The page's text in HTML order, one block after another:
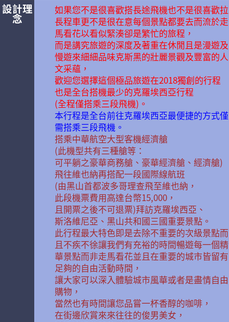
設計理
念
如果您不是很喜歡搭長途飛機也不是很喜歡拉
長程車更不是很在意每個景點都要去而流於走
馬看花以看似緊湊卻是繁忙的旅程，
而是講究旅遊的深度及著重在休閒且是漫遊及
慢遊來細細品味克斯黑的壯麗景觀及豐富的人
文采蘊，
歡迎您選擇這個極品旅遊在2018獨創的行程
也是全台搭機最少的克羅埃西亞行程
(全程僅搭乘三段飛機)。
本行程是全台前往克羅埃西亞最便捷的方式僅
需搭乘三段飛機。
搭乘中華航空大型客機經濟艙
(此機型共有三種艙等：
可平躺之豪華商務艙、豪華經濟艙、經濟艙)
飛往維也納再搭配一段國際線航班
(由黑山首都波多哥理查飛至維也納，
此段機票費用高達台幣15,000，
且開票之後不可退票)拜訪克羅埃西亞、
斯洛維尼亞、黑山共和國三國重要景點。
此行程最大特色即是去除不重要的次級景點而
且不疾不徐讓我們有充裕的時間暢遊每一個精
華景點而非走馬看花並且在重要的城市皆留有
足夠的自由活動時間，
讓大家可以深入體驗城市風華或者是盡情自由
購物，
當然也有時間讓您品嘗一杯香醇的咖啡，
在街邊欣賞來來往往的俊男美女，